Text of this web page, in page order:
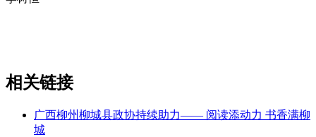
相关链接
广西柳州柳城县政协持续助力—— 阅读添动力 书香满柳
城